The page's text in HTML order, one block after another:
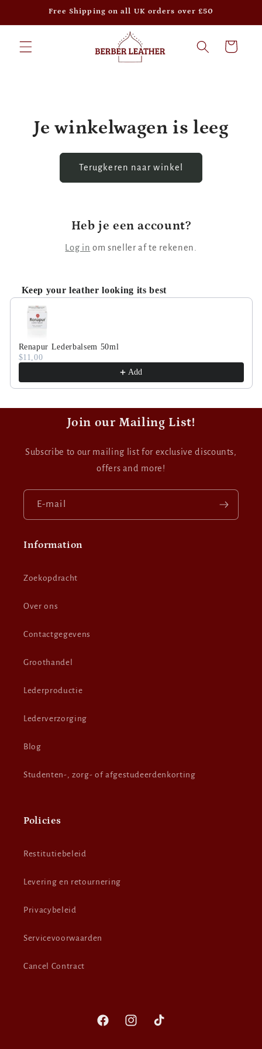
naar de
content
Free Shipping on all UK orders over £50
Winkelwagen
Je winkelwagen is leeg
Terugkeren naar winkel
Heb je een account?
Log in om sneller af te rekenen.
Keep your leather looking its best
Use the Previous and Next buttons to navigate
Renapur Lederbalsem 50ml
$11,00
Add
Join our Mailing List!
Subscribe to our mailing list for exclusive discounts,
offers and more!
E‑mail
Information
Zoekopdracht
Over ons
Contactgegevens
Groothandel
Lederproductie
Lederverzorging
Blog
Studenten-, zorg- of afgestudeerdenkorting
Policies
Restitutiebeleid
Levering en retournering
Privacybeleid
Servicevoorwaarden
Cancel Contract
FacebookInstagramTikTok